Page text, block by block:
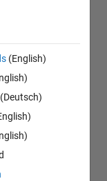
(English)
(Deutsch)